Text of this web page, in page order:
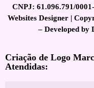
CNPJ: 61.096.791/
Websites Designer |
– Developed by
Criação de Logo
Atendidas: